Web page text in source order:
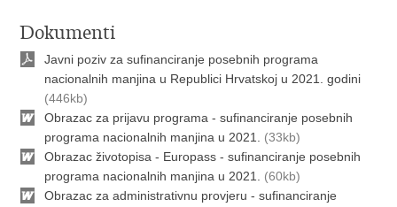
Dokumenti
Javni poziv za sufinanciranje posebnih programa
nacionalnih manjina u Republici Hrvatskoj u 2021. godini
(446kb)
Obrazac za prijavu programa - sufinanciranje posebnih
programa nacionalnih manjina u 2021.
(33kb)
Obrazac životopisa - Europass - sufinanciranje posebnih
programa nacionalnih manjina u 2021.
(60kb)
Obrazac za administrativnu provjeru - sufinanciranje